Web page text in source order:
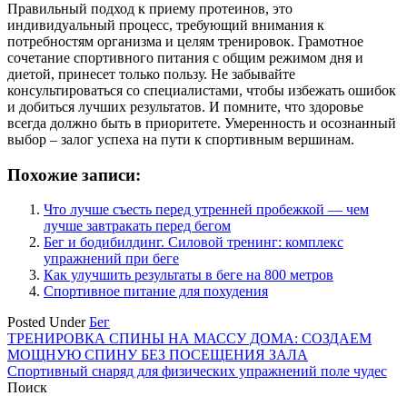
Правильный подход к приему протеинов, это
индивидуальный процесс, требующий внимания к
потребностям организма и целям тренировок. Грамотное
сочетание спортивного питания с общим режимом дня и
диетой, принесет только пользу. Не забывайте
консультироваться со специалистами, чтобы избежать ошибок
и добиться лучших результатов. И помните, что здоровье
всегда должно быть в приоритете. Умеренность и осознанный
выбор – залог успеха на пути к спортивным вершинам.
Похожие записи:
Что лучше съесть перед утренней пробежкой — чем
лучше завтракать перед бегом
Бег и бодибилдинг. Силовой тренинг: комплекс
упражнений при беге
Как улучшить результаты в беге на 800 метров
Спортивное питание для похудения
Posted UnderБег
Навигация
по
записям
ТРЕНИРОВКА СПИНЫ НА МАССУ ДОМА: СОЗДАЕМ
МОЩНУЮ СПИНУ БЕЗ ПОСЕЩЕНИЯ ЗАЛА
Спортивный снаряд для физических упражнений поле чудес
Поиск